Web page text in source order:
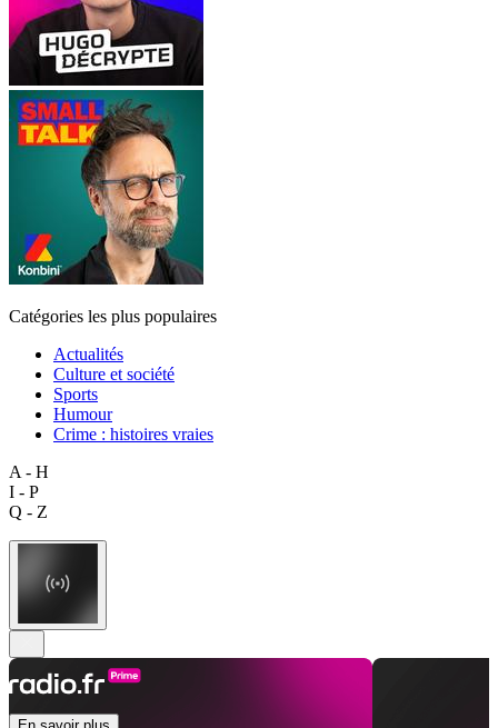
Catégories les plus populaires
Actualités
Culture et société
Sports
Humour
Crime : histoires vraies
A - H
I - P
Q - Z